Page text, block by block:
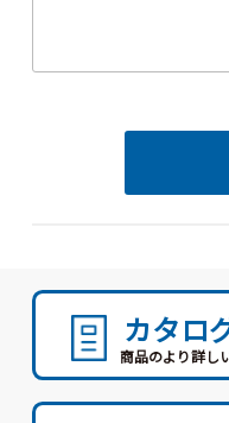
カタロ
商品のより詳し